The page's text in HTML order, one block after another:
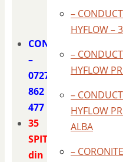
CONTACT
–
0727
862
477
35
SPITE
din
–
HYFLOW –
–
HYFLOW
–
HYFLOW
ALBA
–